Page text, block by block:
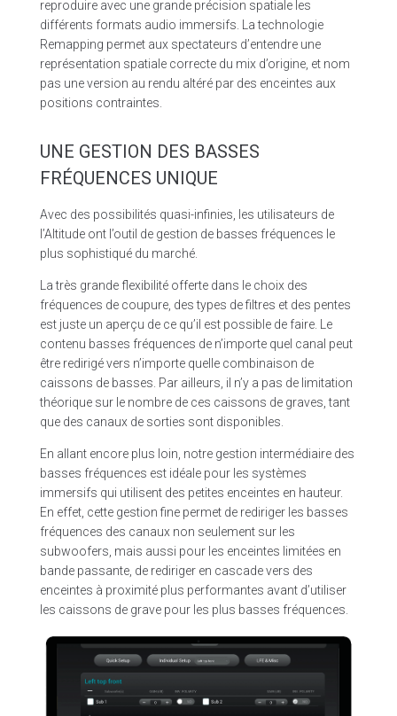
reproduire avec une grande précision spatiale les
différents formats audio immersifs. La technologie
Remapping permet aux spectateurs d’entendre une
représentation spatiale correcte du mix d’origine, et nom
pas une version au rendu altéré par des enceintes aux
positions contraintes.
UNE GESTION DES BASSES
FRÉQUENCES UNIQUE
Avec des possibilités quasi-infinies, les utilisateurs de
l’Altitude ont l’outil de gestion de basses fréquences le
plus sophistiqué du marché.
La très grande flexibilité offerte dans le choix des
fréquences de coupure, des types de filtres et des pentes
est juste un aperçu de ce qu’il est possible de faire. Le
contenu basses fréquences de n’importe quel canal peut
être redirigé vers n’importe quelle combinaison de
caissons de basses. Par ailleurs, il n’y a pas de limitation
théorique sur le nombre de ces caissons de graves, tant
que des canaux de sorties sont disponibles.
En allant encore plus loin, notre gestion intermédiaire des
basses fréquences est idéale pour les systèmes
immersifs qui utilisent des petites enceintes en hauteur.
En effet, cette gestion fine permet de rediriger les basses
fréquences des canaux non seulement sur les
subwoofers, mais aussi pour les enceintes limitées en
bande passante, de rediriger en cascade vers des
enceintes à proximité plus performantes avant d’utiliser
les caissons de grave pour les plus basses fréquences.